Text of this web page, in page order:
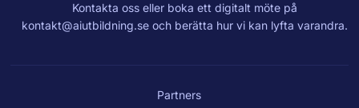
Kontakta oss eller boka ett digitalt möte på
kontakt@aiutbildning.se och berätta hur vi kan lyfta varandra.
Partners